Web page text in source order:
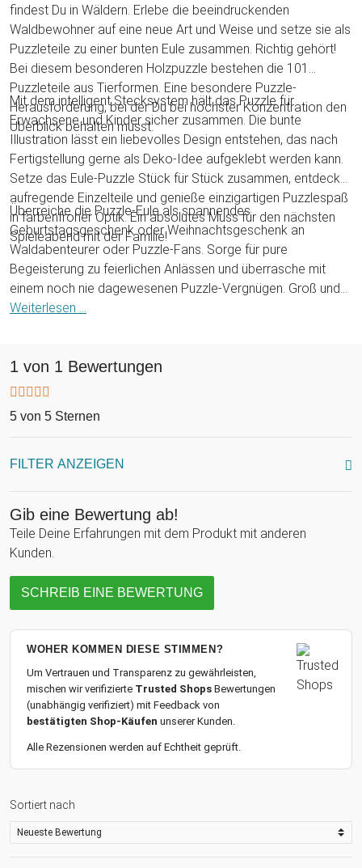
findest Du in Wäldern. Erlebe die beeindruckenden
Waldbewohner auf eine neue Art und Weise und setze sie als
Puzzleteile zu einer bunten Eule zusammen. Richtig gehört!
Bei diesem besonderen Holzpuzzle bestehen die 101
Puzzleteile aus Tierformen. Eine besondere Puzzle-
Herausforderung, bei der Du bei höchster Konzentration den
Überblick behalten musst.
Mit dem intelligent Stecksystem hält das Puzzle für
Erwachsene und Kinder sicher zusammen. Die bunte
Illustration lässt ein liebevolles Design entstehen, das nach
Fertigstellung gerne als Deko-Idee aufgeklebt werden kann.
Setze das Eule-Puzzle Stück für Stück zusammen, entdecke
aufregende Einzelteile und genieße einzigartigen Puzzlespaß
in farbenfroher Optik. Ein absolutes Muss für den nächsten
Spieleabend mit der Familie!
Überreiche die Puzzle-Eule als spannendes
Geburtstagsgeschenk oder Weihnachtsgeschenk an
Waldabenteurer oder Puzzle-Fans. Sorge für pure
Begeisterung zu feierlichen Anlässen und überrasche mit
einem noch nie dagewesenen Puzzle-Vergnügen. Groß und
Klein werden es kaum erwarten sich auf die Puzzleteile zu
Weiterlesen ...
1 von 1 Bewertungen
5 von 5 Sternen
FILTER ANZEIGEN
Gib eine Bewertung ab!
Teile Deine Erfahrungen mit dem Produkt mit anderen
Kunden.
SCHREIB EINE BEWERTUNG
WOHER KOMMEN DIESE STIMMEN?
Um Vertrauen und Transparenz zu gewährleisten,
mischen wir verifizierte Trusted Shops Bewertungen
(unabhängig verifiziert) mit Feedback von
bestätigten Shop-Käufen unserer Kunden.
Alle Rezensionen werden auf Echtheit geprüft.
Sortiert nach